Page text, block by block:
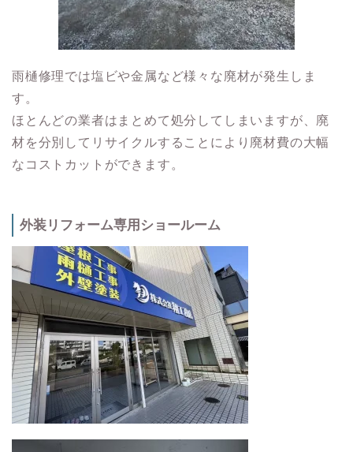
雨樋修理では塩ビや金属など様々な廃材が発生しま
す。
ほとんどの業者はまとめて処分してしまいますが、廃
材を分別してリサイクルすることにより廃材費の大幅
なコストカットができます。
外装リフォーム専用ショールーム